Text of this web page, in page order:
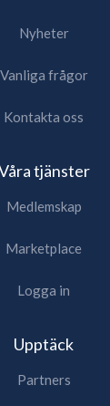
Nyheter
Vanliga frågor
Kontakta oss
tjänster
Medlemskap
Marketplace
Logga in
Upptäck
Partners